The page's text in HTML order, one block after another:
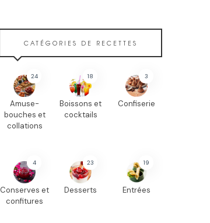
CATÉGORIES DE RECETTES
24
Amuse-
bouches et
collations
18
Boissons et
cocktails
3
Confiserie
4
Conserves et
confitures
23
Desserts
19
Entrées